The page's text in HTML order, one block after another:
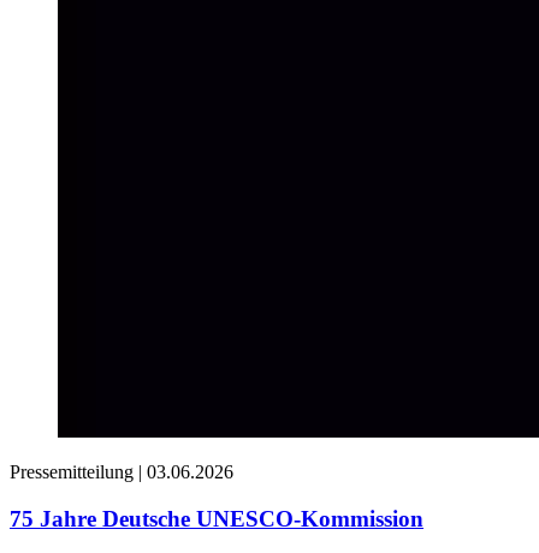
Pressemitteilung | 03.06.2026
75 Jahre Deutsche UNESCO-Kommission